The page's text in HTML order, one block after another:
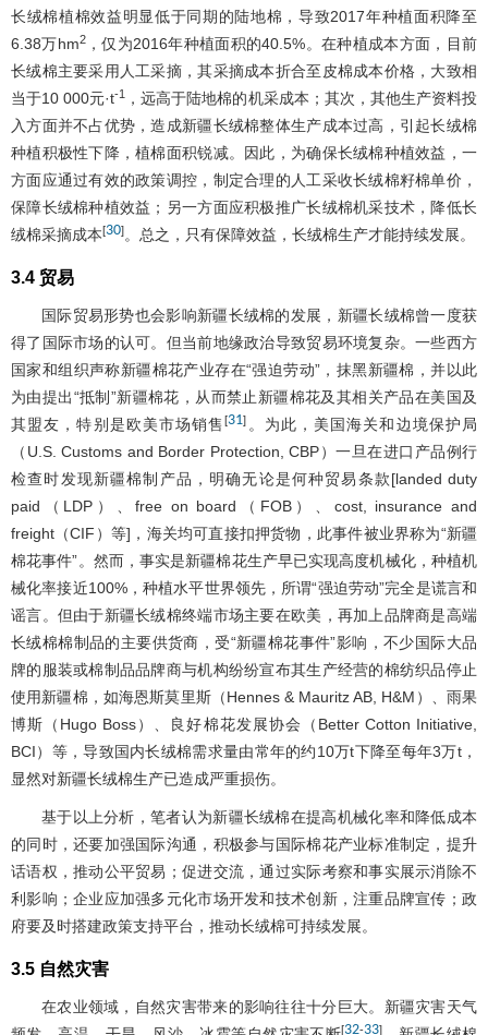
长绒棉植棉效益明显低于同期的陆地棉，导致2017年种植面积降至
6.38万hm2，仅为2016年种植面积的40.5%。在种植成本方面，目前
长绒棉主要采用人工采摘，其采摘成本折合至皮棉成本价格，大致相
当于10 000元·t-1
，远高于陆地棉的机采成本；其次，其他生产资料投
入方面并不占优势，造成新疆长绒棉整体生产成本过高，引起长绒棉
种植积极性下降，植棉面积锐减。因此，为确保长绒棉种植效益，一
方面应通过有效的政策调控，制定合理的人工采收长绒棉籽棉单价，
保障长绒棉种植效益；另一方面应积极推广长绒棉机采技术，降低长
绒棉采摘成本[30]。总之，只有保障效益，长绒棉生产才能持续发展。
3.4 贸易
国际贸易形势也会影响新疆长绒棉的发展，新疆长绒棉曾一度获
得了国际市场的认可。但当前地缘政治导致贸易环境复杂。一些西方
国家和组织声称新疆棉花产业存在“强迫劳动”，抹黑新疆棉，并以此
为由提出“抵制”新疆棉花，从而禁止新疆棉花及其相关产品在美国及
其盟友，特别是欧美市场销售[31] 。为此，美国海关和边境保护局
（U.S. Customs and Border Protection, CBP）一旦在进口产品例行
检查时发现新疆棉制产品，明确无论是何种贸易条款[landed duty
paid（LDP）、free on board（FOB）、cost, insurance and
freight（CIF）等]，海关均可直接扣押货物，此事件被业界称为“新疆
棉花事件”。然而，事实是新疆棉花生产早已实现高度机械化，种植机
械化率接近100%，种植水平世界领先，所谓“强迫劳动”完全是谎言和
谣言。但由于新疆长绒棉终端市场主要在欧美，再加上品牌商是高端
长绒棉棉制品的主要供货商，受“新疆棉花事件”影响，不少国际大品
牌的服装或棉制品品牌商与机构纷纷宣布其生产经营的棉纺织品停止
使用新疆棉，如海恩斯莫里斯（Hennes & Mauritz AB, H&M）、雨果
博斯（Hugo Boss）、良好棉花发展协会（Better Cotton Initiative,
BCI）等，导致国内长绒棉需求量由常年的约10万t下降至每年3万t，
显然对新疆长绒棉生产已造成严重损伤。
基于以上分析，笔者认为新疆长绒棉在提高机械化率和降低成本
的同时，还要加强国际沟通，积极参与国际棉花产业标准制定，提升
话语权，推动公平贸易；促进交流，通过实际考察和事实展示消除不
利影响；企业应加强多元化市场开发和技术创新，注重品牌宣传；政
府要及时搭建政策支持平台，推动长绒棉可持续发展。
3.5 自然灾害
在农业领域，自然灾害带来的影响往往十分巨大。新疆灾害天气
[32-33]